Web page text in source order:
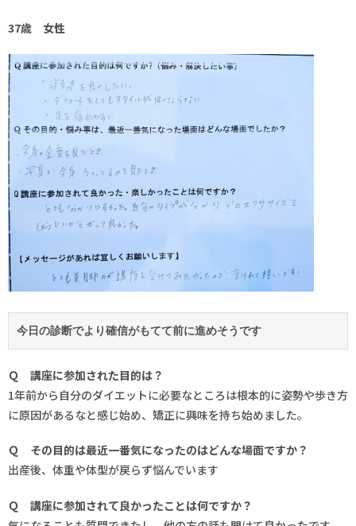
37歳 女性
今日の診断でより確信がもてて前に進めそうです
Ｑ 講座に参加された目的は？
1年前から自分のダイエットに必要なところは根本的に姿勢や歩き方
に原因があるなと感じ始め、矯正に興味を持ち始めました。
Ｑ その目的は最近一番気になったのはどんな場面ですか？
出産後、体重や体型が戻らず悩んでいます
Ｑ 講座に参加されて良かったことは何ですか？